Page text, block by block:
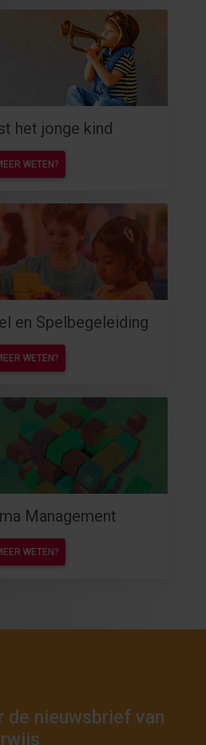
het jonge kind
WETEN?
en Spelbegeleiding
WETEN?
Management
WETEN?
nieuwsbrief van